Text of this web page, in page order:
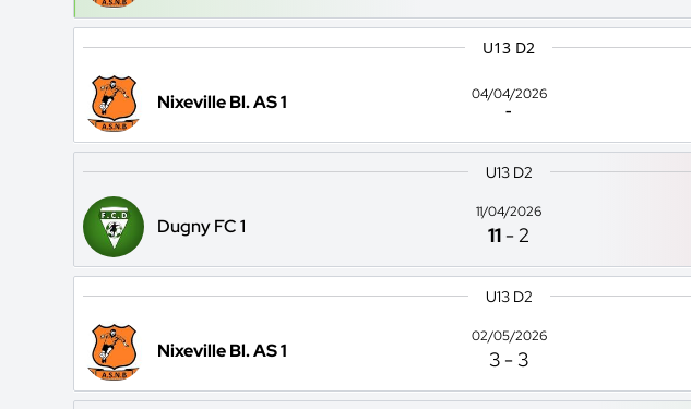
U13 D2
Nixeville Bl. AS 1
04/04/2026
-
U13 D2
Dugny FC 1
11/04/2026
11 -2
U13 D2
Nixeville Bl. AS 1
02/05/2026
3 - 3